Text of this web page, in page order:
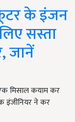
के इंजन
सस्ता
जानें
मिसाल कयाम कर
इंजीनियर ने कर